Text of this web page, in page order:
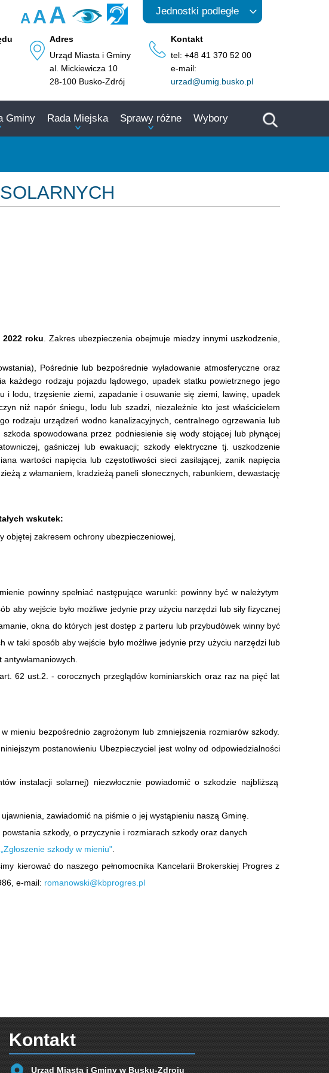
AAA Jednostki podległe
Adres
Urząd Miasta i Gminy
al. Mickiewicza 10
28-100 Busko-Zdrój
Kontakt
tel: +48 41 370 52 00
e-mail:
urzad@umig.busko.pl
Gminy Rada Miejska Sprawy różne Wybory
roku . Zakres ubezpieczenia obejmuje miedzy innymi uszkodzenie,
Pośrednie lub bezpośrednie wyładowanie atmosferyczne oraz
każdego rodzaju pojazdu lądowego, upadek statku powietrznego jego
i lodu, trzęsienie ziemi, zapadanie i osuwanie się ziemi, lawinę, upadek
niż napór śniegu, lodu lub szadzi, niezależnie kto jest właścicielem
rodzaju urządzeń wodno kanalizacyjnych, centralnego ogrzewania lub
spowodowana przez podniesienie się wody stojącej lub płynącej
gaśniczej lub ewakuacji; szkody elektryczne tj. uszkodzenie
wartości napięcia lub częstotliwości sieci zasilającej, zanik napięcia
z włamaniem, kradzieżą paneli słonecznych, rabunkiem, dewastację
wskutek:
zakresem ochrony ubezpieczeniowej,
powinny spełniać następujące warunki: powinny być w należytym
aby wejście było możliwe jedynie przy użyciu narzędzi lub siły fizycznej
okna do których jest dostęp z parteru lub przybudówek winny być
taki sposób aby wejście było możliwe jedynie przy użyciu narzędzi lub
62 ust.2. - corocznych przeglądów kominiarskich oraz raz na pięć lat
mieniu bezpośrednio zagrożonym lub zmniejszenia rozmiarów szkody.
postanowieniu Ubezpieczyciel jest wolny od odpowiedzialności
instalacji solarnej) niezwłocznie powiadomić o szkodzie najbliższą
zawiadomić na piśmie o jej wystąpieniu naszą Gminę.
szkody, o przyczynie i rozmiarach szkody oraz danych
szkody w mieniu"
kierować do naszego pełnomocnika Kancelarii Brokerskiej Progres z
e-mail: romanowski@kbprogres.pl
dla Mieszkańców
Kontakt
Urząd Miasta i Gminy w Busku-Zdroju